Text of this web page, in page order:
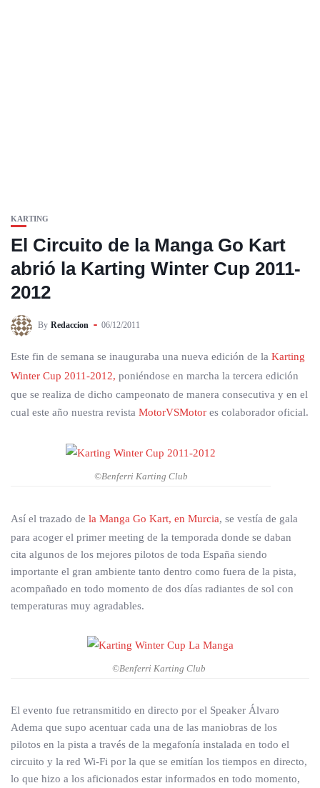
KARTING
El Circuito de la Manga Go Kart
abrió la Karting Winter Cup 2011-
2012
By Redaccion 06/12/2011
Este fin de semana se inauguraba una nueva edición de la Karting
Winter Cup 2011-2012, poniéndose en marcha la tercera edición
que se realiza de dicho campeonato de manera consecutiva y en el
cual este año nuestra revista MotorVSMotor es colaborador oficial.
©Benferri Karting Club
Así el trazado de la Manga Go Kart, en Murcia, se vestía de gala
para acoger el primer meeting de la temporada donde se daban
cita algunos de los mejores pilotos de toda España siendo
importante el gran ambiente tanto dentro como fuera de la pista,
acompañado en todo momento de dos días radiantes de sol con
temperaturas muy agradables.
©Benferri Karting Club
El evento fue retransmitido en directo por el Speaker Álvaro
Adema que supo acentuar cada una de las maniobras de los
pilotos en la pista a través de la megafonía instalada en todo el
circuito y la red Wi-Fi por la que se emitían los tiempos en directo,
lo que hizo a los aficionados estar informados en todo momento,